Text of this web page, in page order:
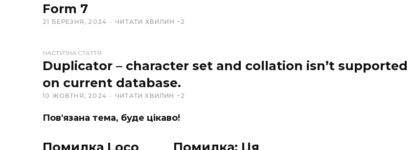
s
i
Form 7
21 БЕРЕЗНЯ, 2024 ЧИТАТИ ХВИЛИН ~2
НАСТУПНА СТАТТЯ
Duplicator – character set and collation isn’t supported
on current database.
10 ЖОВТНЯ, 2024 ЧИТАТИ ХВИЛИН ~2
Пов'язана тема, буде цікаво!
Помилка Loco
Помилка: Ця